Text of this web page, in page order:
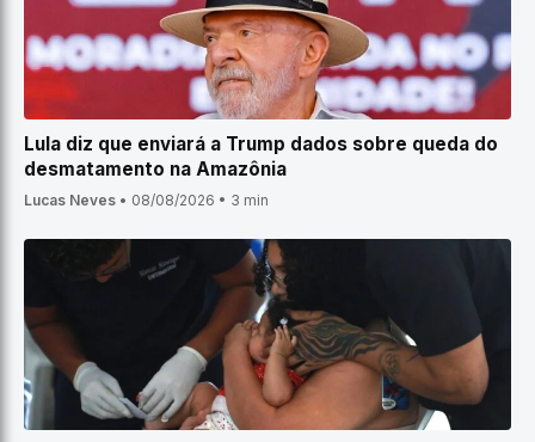
Lula diz que enviará a Trump dados sobre queda do
desmatamento na Amazônia
Lucas Neves • 08/08/2026 • 3 min